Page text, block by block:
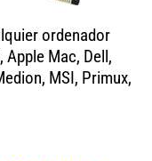
ordenador
Mac, Dell,
MSI, Primux,